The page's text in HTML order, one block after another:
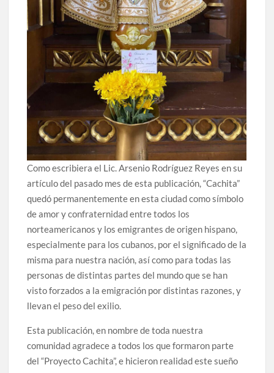
Como escribiera el Lic. Arsenio Rodríguez Reyes en su
artículo del pasado mes de esta publicación, “Cachita”
quedó permanentemente en esta ciudad como símbolo
de amor y confraternidad entre todos los
norteamericanos y los emigrantes de origen hispano,
especialmente para los cubanos, por el significado de la
misma para nuestra nación, así como para todas las
personas de distintas partes del mundo que se han
visto forzados a la emigración por distintas razones, y
llevan el peso del exilio.
Esta publicación, en nombre de toda nuestra
comunidad agradece a todos los que formaron parte
del “Proyecto Cachita”, e hicieron realidad este sueño